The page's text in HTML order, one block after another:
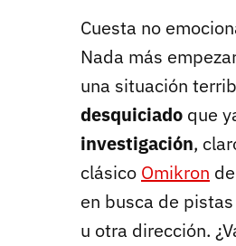
Cuesta no
Nada más
una situación
desquiciado que
investigación,
clásico Omikron
en busca de
u otra dirección.